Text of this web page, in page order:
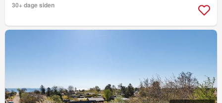
30+ dage siden